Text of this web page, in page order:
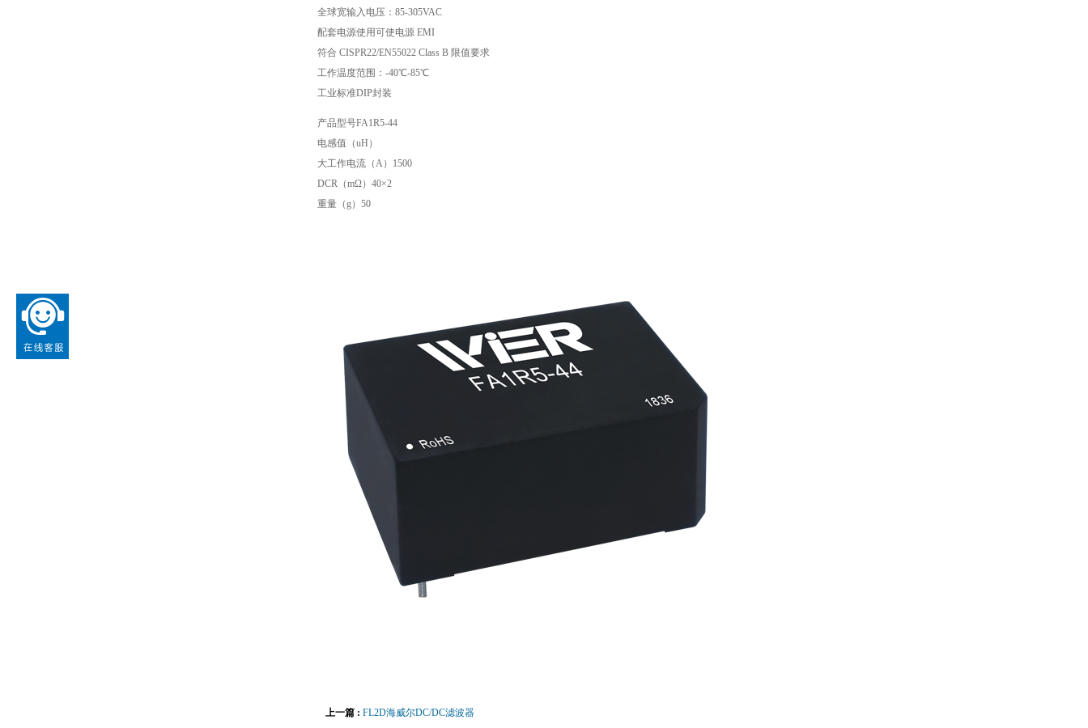
全球宽输入电压：85-305VAC
配套电源使用可使电源 EMI
符合 CISPR22/EN55022 Class B 限值要求
工作温度范围：-40℃-85℃
工业标准DIP封装
产品型号FA1R5-44
电感值（uH）
大工作电流（A）1500
DCR（mΩ）40×2
重量（g）50
上一篇 : FL2D海威尔DC/DC滤波器